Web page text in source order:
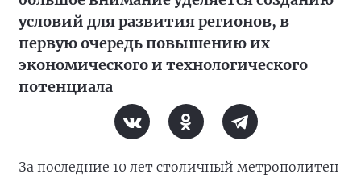
условий для развития регионов, в
первую очередь повышению их
экономического и технологического
потенциала
За последние 10 лет столичный метрополитен